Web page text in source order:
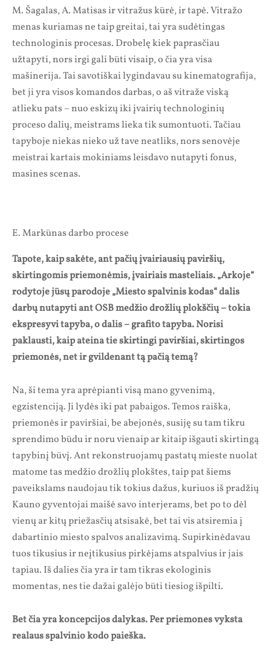
M. Šagalas, A. Matisas ir vitražus kūrė, ir tapė. Vitražo
menas kuriamas ne taip greitai, tai yra sudėtingas
technologinis procesas. Drobelę kiek paprasčiau
užtapyti, nors irgi gali būti visaip, o čia yra visa
mašinerija. Tai savotiškai lygindavau su kinematografija,
bet ji yra visos komandos darbas, o aš vitraže viską
atlieku pats – nuo eskizų iki įvairių technologinių
proceso dalių, meistrams lieka tik sumontuoti. Tačiau
tapyboje niekas nieko už tave neatliks, nors senovėje
meistrai kartais mokiniams leisdavo nutapyti fonus,
masines scenas.
E. Markūnas darbo procese
Tapote, kaip sakėte, ant pačių įvairiausių paviršių,
skirtingomis priemonėmis, įvairiais masteliais. „Arkoje“
rodytoje jūsų parodoje „Miesto spalvinis kodas“ dalis
darbų nutapyti ant OSB medžio drožlių plokščių – tokia
ekspresyvi tapyba, o dalis – grafito tapyba. Norisi
paklausti, kaip ateina tie skirtingi paviršiai, skirtingos
priemonės, net ir gvildenant tą pačią temą?
Na, ši tema yra aprėpianti visą mano gyvenimą,
egzistenciją. Ji lydės iki pat pabaigos. Temos raiška,
priemonės ir paviršiai, be abejonės, susiję su tam tikru
sprendimo būdu ir noru vienaip ar kitaip išgauti skirtingą
tapybinį būvį. Ant rekonstruojamų pastatų mieste nuolat
matome tas medžio drožlių plokštes, taip pat šiems
paveikslams naudojau tik tokius dažus, kuriuos iš pradžių
Kauno gyventojai maišė savo interjerams, bet po to dėl
vienų ar kitų priežasčių atsisakė, bet tai vis atsiremia į
dabartinio miesto spalvos analizavimą. Supirkinėdavau
tuos tikusius ir neįtikusius pirkėjams atspalvius ir jais
tapiau. Iš dalies čia yra ir tam tikras ekologinis
momentas, nes tie dažai galėjo būti tiesiog išpilti.
Bet čia yra koncepcijos dalykas. Per priemones vyksta
realaus spalvinio kodo paieška.